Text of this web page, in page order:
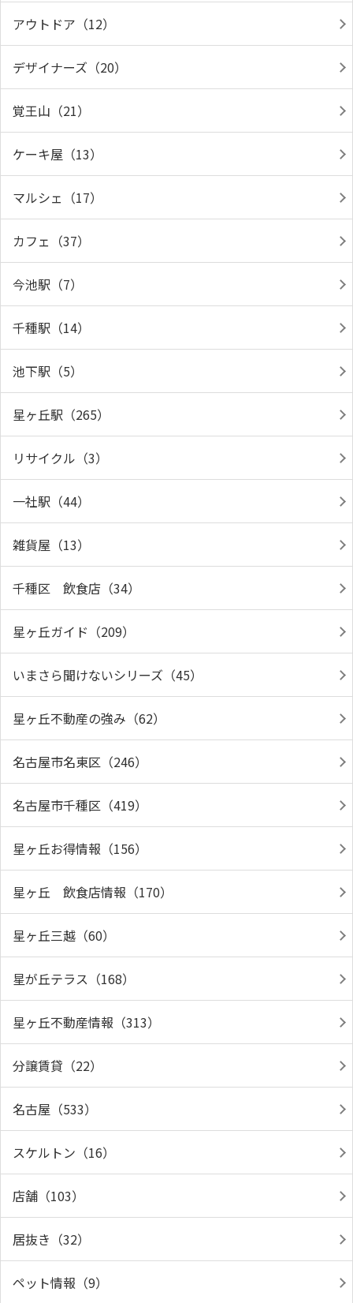
アウトドア（12）
デザイナーズ（20）
覚王山（21）
ケーキ屋（13）
マルシェ（17）
カフェ（37）
今池駅（7）
千種駅（14）
池下駅（5）
星ヶ丘駅（265）
リサイクル（3）
一社駅（44）
雑貨屋（13）
千種区 飲食店（34）
星ヶ丘ガイド（209）
いまさら聞けないシリーズ（45）
星ヶ丘不動産の強み（62）
名古屋市名東区（246）
名古屋市千種区（419）
星ヶ丘お得情報（156）
星ヶ丘 飲食店情報（170）
星ヶ丘三越（60）
星が丘テラス（168）
星ヶ丘不動産情報（313）
分譲賃貸（22）
名古屋（533）
スケルトン（16）
店舗（103）
居抜き（32）
ペット情報（9）